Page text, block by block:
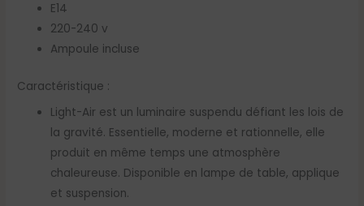
E14
220-240 v
Ampoule incluse
Caractéristique :
Light-Air est un luminaire suspendu défiant les lois de
la gravité. Essentielle, moderne et rationnelle, elle
produit en même temps une atmosphère
chaleureuse. Disponible en lampe de table, applique
et suspension.